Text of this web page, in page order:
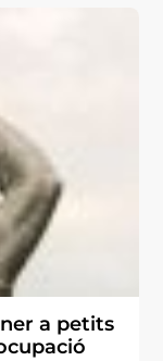
a petits